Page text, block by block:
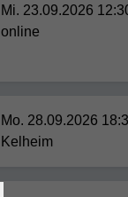
Mi. 23.09.2026
online
Mo. 28.09.2026
Kelheim